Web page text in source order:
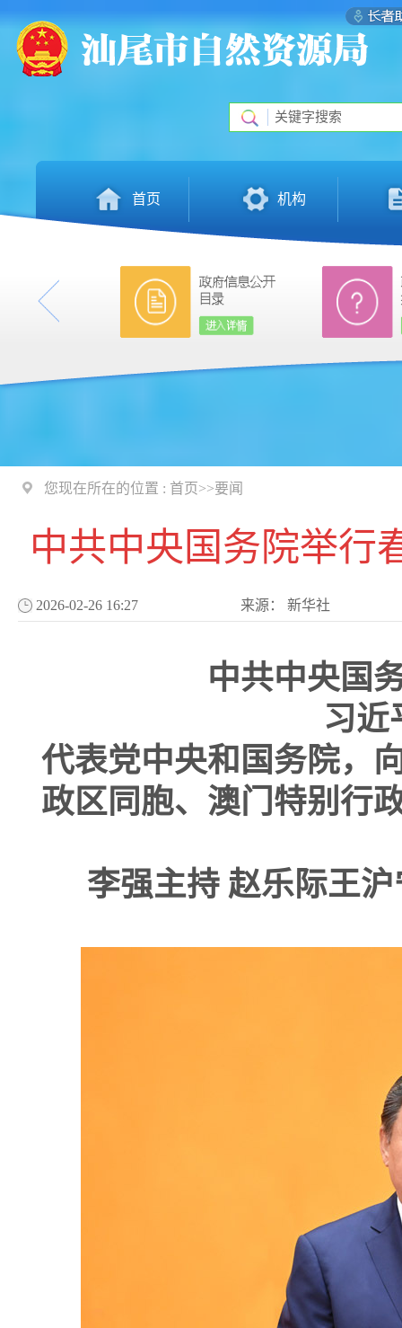
首页 机构
您现在所在的位置 : 首页>>要闻
中共中央国务院举行
2026-02-26 16:27 来源： 新华社
中共中央国
习近
代表党中央和国务院，
政区同胞、澳门特别行
李强主持 赵乐际王